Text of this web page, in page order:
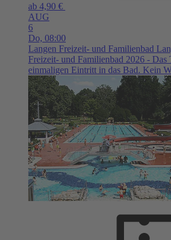
ab 4,90 €
AUG
6
Do, 08:00
Langen Freizeit- und Familienbad
Freizeit- und Familienbad 2026 - Das
einmaligen Eintritt in das Bad. Kein